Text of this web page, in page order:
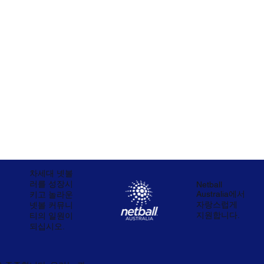
Netball
Australia에서
자랑스럽게
지원합니다.
차세대 넷볼
러를 성장시
키고 놀라운
넷볼 커뮤니
티의 일원이
되십시오.